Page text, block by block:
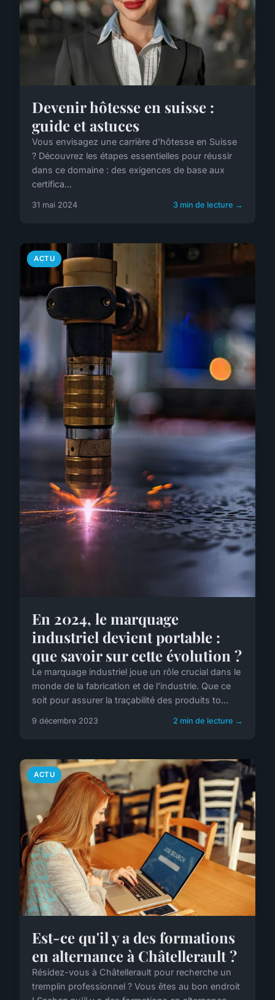
Devenir hôtesse en suisse :
guide et astuces
Vous envisagez une carrière d'hôtesse en Suisse
? Découvrez les étapes essentielles pour réussir
dans ce domaine : des exigences de base aux
certifica...
31 mai 2024 3 min de lecture →
ACTU
En 2024, le marquage
industriel devient portable :
que savoir sur cette évolution ?
Le marquage industriel joue un rôle crucial dans le
monde de la fabrication et de l'industrie. Que ce
soit pour assurer la traçabilité des produits to...
9 décembre 2023 2 min de lecture →
ACTU
Est-ce qu'il y a des formations
en alternance à Châtellerault ?
Résidez-vous à Châtellerault pour recherche un
tremplin professionnel ? Vous êtes au bon endroit